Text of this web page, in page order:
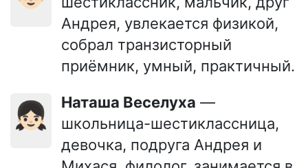
Андрея, увлекается физикой,
собрал транзисторный
приёмник, умный, практичный.
👧🏻 Наташа Веселуха —
школьница-шестиклассница,
девочка, подруга Андрея и